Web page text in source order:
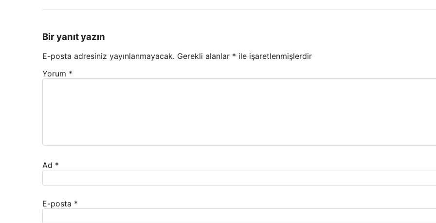
Bir yanıt yazın
E-posta adresiniz yayınlanmayacak. Gerekli alanlar * ile işaretlenmişlerdir
Yorum *
Ad *
E-posta *